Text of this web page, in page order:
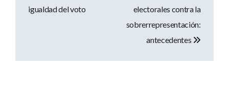
deigualdad del voto
electorales contra la
sobrerrepresentación:
antecedentes